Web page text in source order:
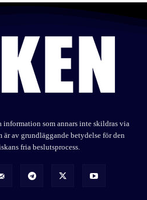
information som annars inte skildras via
är av grundläggande betydelse för den
fria beslutsprocess.